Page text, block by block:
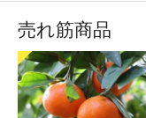
売れ筋商品